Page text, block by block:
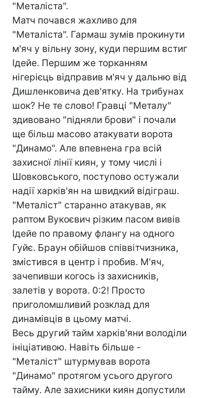
"Металіста".
Матч почався жахливо для
"Металіста". Гармаш зумів прокинути
м'яч у вільну зону, куди першим встиг
Ідейе. Першим же торканням
нігерієць відправив м'яч у дальню від
Дишленковича дев'ятку. На трибунах
шок? Не те слово! Гравці "Металу"
здивовано "підняли брови" і почали
ще більш масово атакувати ворота
"Динамо". Але впевнена гра всій
захисної лінії киян, у тому числі і
Шовковського, поступово остужали
надії харків'ян на швидкий відіграш.
"Металіст" старанно атакував, як
раптом Вукоєвич різким пасом вивів
Ідейе по правому флангу на одного
Гуйє. Браун обійшов співвітчизника,
змістився в центр і пробив. М'яч,
зачепивши когось із захисників,
залетів у ворота. 0:2! Просто
приголомшливий розклад для
динамівців в цьому матчі.
Весь другий тайм харків'яни володіли
ініціативою. Навіть більше -
"Металіст" штурмував ворота
"Динамо" протягом усього другого
тайму. Але захисники киян допустили